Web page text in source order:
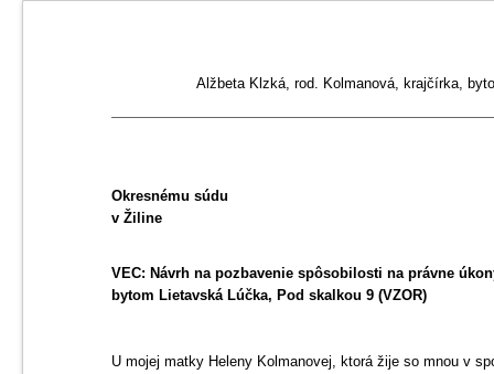
Alžbeta Klzká, rod. Kolmanová, krajčírka,
Okresnému súdu
v Žiline
VEC: Návrh na pozbavenie spôsobilosti na právne
bytom Lietavská Lúčka, Pod skalkou 9 (VZOR)
U mojej matky Heleny Kolmanovej, ktorá žije so mnou v